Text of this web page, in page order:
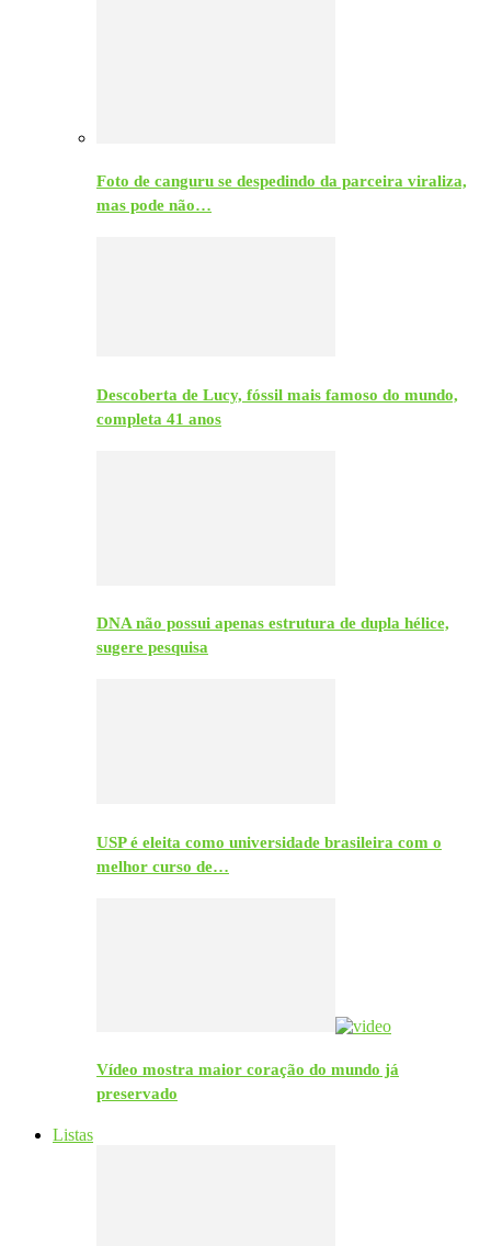
Foto de canguru se despedindo da parceira viraliza,
mas pode não…
Descoberta de Lucy, fóssil mais famoso do mundo,
completa 41 anos
DNA não possui apenas estrutura de dupla hélice,
sugere pesquisa
USP é eleita como universidade brasileira com o
melhor curso de…
Vídeo mostra maior coração do mundo já
preservado
Listas